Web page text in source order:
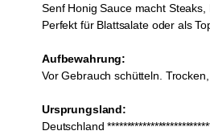
Senf Honig Sauce macht
Perfekt für Blattsalate oder als
Aufbewahrung:
Vor Gebrauch schütteln.
Ursprungsland:
Deutschland